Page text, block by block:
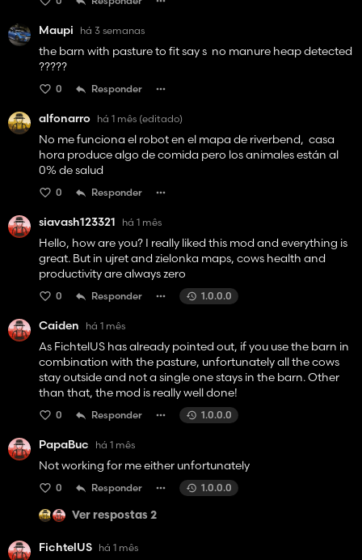
Maupi há 3 semanas
the barn with pasture to fit say s no manure heap detected
?????
0 Responder
alfonarro há 1 mês (editado)
No me funciona el robot en el mapa de riverbend, casa
hora produce algo de comida pero los animales están al
0% de salud
0 Responder
siavash123321 há 1 mês
Hello, how are you? I really liked this mod and everything is
great. But in ujret and zielonka maps, cows health and
productivity are always zero
0 Responder 1.0.0.0
Caiden há 1 mês
As FichtelUS has already pointed out, if you use the barn in
combination with the pasture, unfortunately all the cows
stay outside and not a single one stays in the barn. Other
than that, the mod is really well done!
0 Responder 1.0.0.0
PapaBuc há 1 mês
Not working for me either unfortunately
0 Responder 1.0.0.0
Ver respostas 2
FichtelUS há 1 mês